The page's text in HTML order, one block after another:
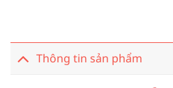
Thông tin sản phẩm